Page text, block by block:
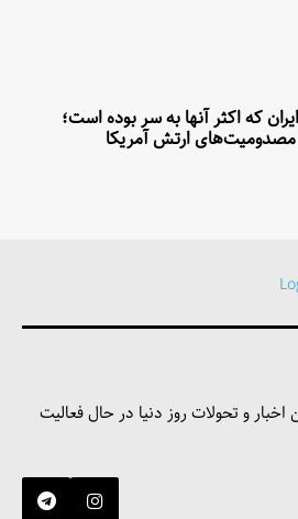
که اکثر آنها به سر بوده است؛
مصدومیت‌های ارتش آمریکا
اخبار و تحولات روز دنیا در حال فعالیت